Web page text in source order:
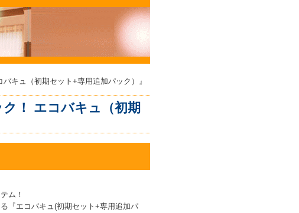
キュ（初期セット+専用追加パック）』
！ エコバキュ（初期
ム！
『エコバキュ(初期セット+専用追加パ